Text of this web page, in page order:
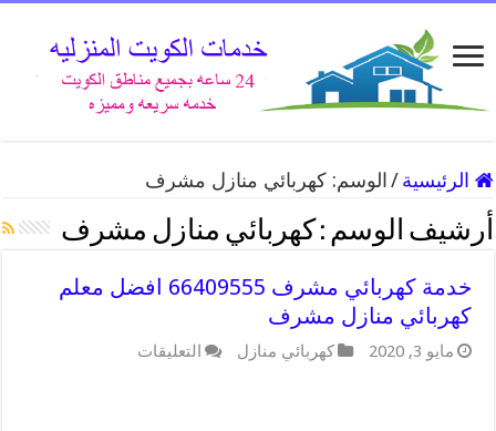
الرئيسية / الوسم:كهربائي منازل مشرف
أرشيف الوسم : كهربائي منازل مشرف
خدمة كهربائي مشرف 66409555 افضل معلم
كهربائي منازل مشرف
مايو 3, 2020 كهربائي منازل التعليقات